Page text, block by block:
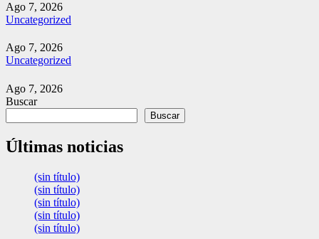
Ago 7, 2026
Uncategorized
Ago 7, 2026
Uncategorized
Ago 7, 2026
Buscar
Buscar
Últimas noticias
(sin título)
(sin título)
(sin título)
(sin título)
(sin título)